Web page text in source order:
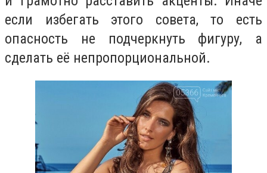
если избегать этого совета, то есть
опасность не подчеркнуть фигуру, а
сделать её непропорциональной.